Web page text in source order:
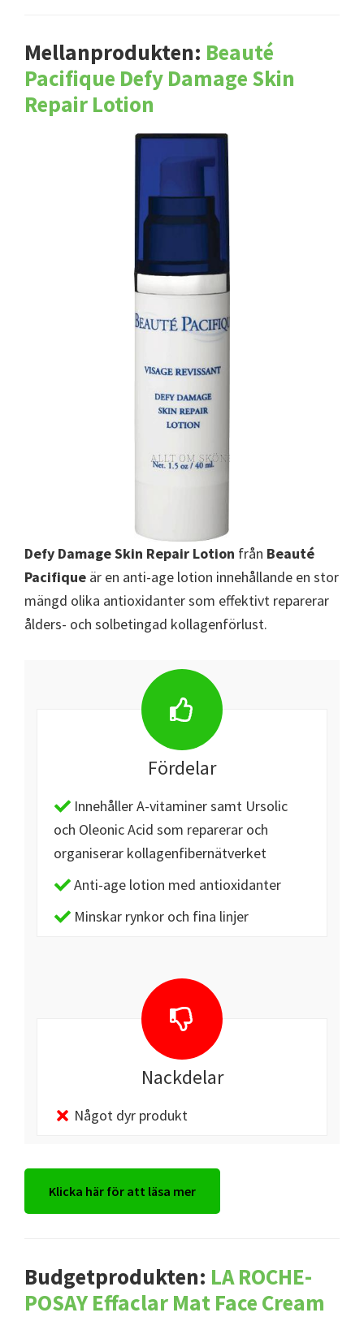
Mellanprodukten: Beauté
Pacifique Defy Damage Skin
Repair Lotion
Defy Damage Skin Repair Lotion från Beauté
Pacifique är en anti-age lotion innehållande en stor
mängd olika antioxidanter som effektivt reparerar
ålders- och solbetingad kollagenförlust.
Fördelar
Innehåller A-vitaminer samt Ursolic
och Oleonic Acid som reparerar och
organiserar kollagenfibernätverket
Anti-age lotion med antioxidanter
Minskar rynkor och fina linjer
Nackdelar
Något dyr produkt
Klicka här för att läsa mer
Budgetprodukten: LA ROCHE-
POSAY Effaclar Mat Face Cream